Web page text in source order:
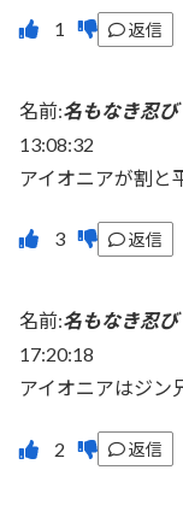
返信
名前:名もなき忍び
13:08:32
アイオニアが割と
返信
名前:名もなき忍び
17:20:18
アイオニアはジン
返信